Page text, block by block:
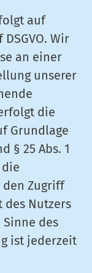
auf
Wir
an einer
unserer
die
Grundlage
§ 25 Abs. 1
die
den Zugriff
Nutzers
des
ist jederzeit